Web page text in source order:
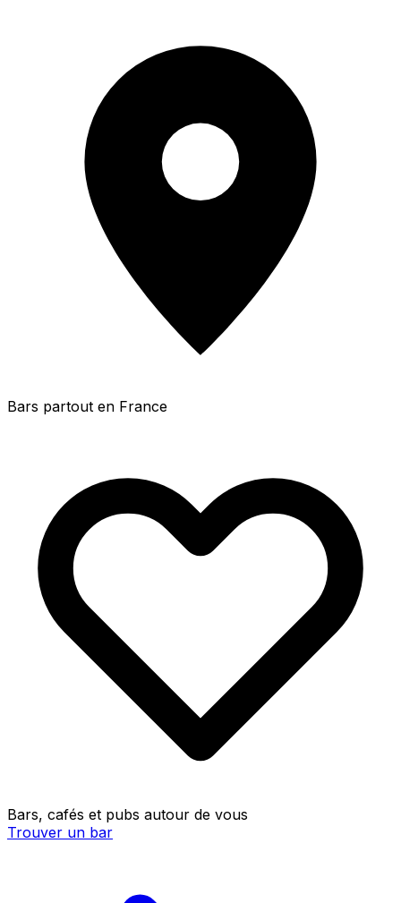
Bars partout en France
Bars, cafés et pubs autour de vous
Trouver un bar